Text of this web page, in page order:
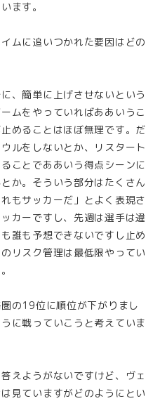
ます。
ムに追いつかれた要因はどの
、簡単に上げさせないという
ムをやっていればああいうこ
めることはほぼ無理です。だ
ルをしないとか、リスタート
ことでああいう得点シーンに
か。そういう部分はたくさん
もサッカーだ」とよく表現さ
カーですし、先週は選手は違
誰も予想できないですし止め
リスク管理は最低限やってい
の19位に順位が下がりまし
に戦っていこうと考えていま
えようがないですけど、ヴェ
見ていますがどのようにとい